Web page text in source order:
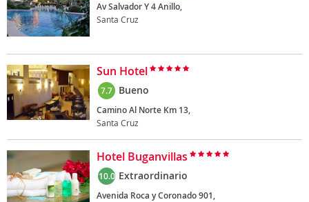
Av Salvador Y 4 Anillo,
Santa Cruz
Sun Hotel
7.7 Bueno
Camino Al Norte Km 13,
Santa Cruz
Hotel Buganvillas
10.0 Extraordinario
Avenida Roca y Coronado 901,